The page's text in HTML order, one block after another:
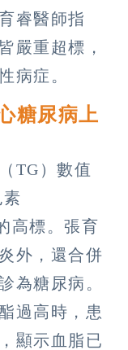
睿醫師指
嚴重超標，
病症。
糖尿病上
TG）數值
高標。張育
外，還合併
為糖尿病。
過高時，患
顯示血脂已